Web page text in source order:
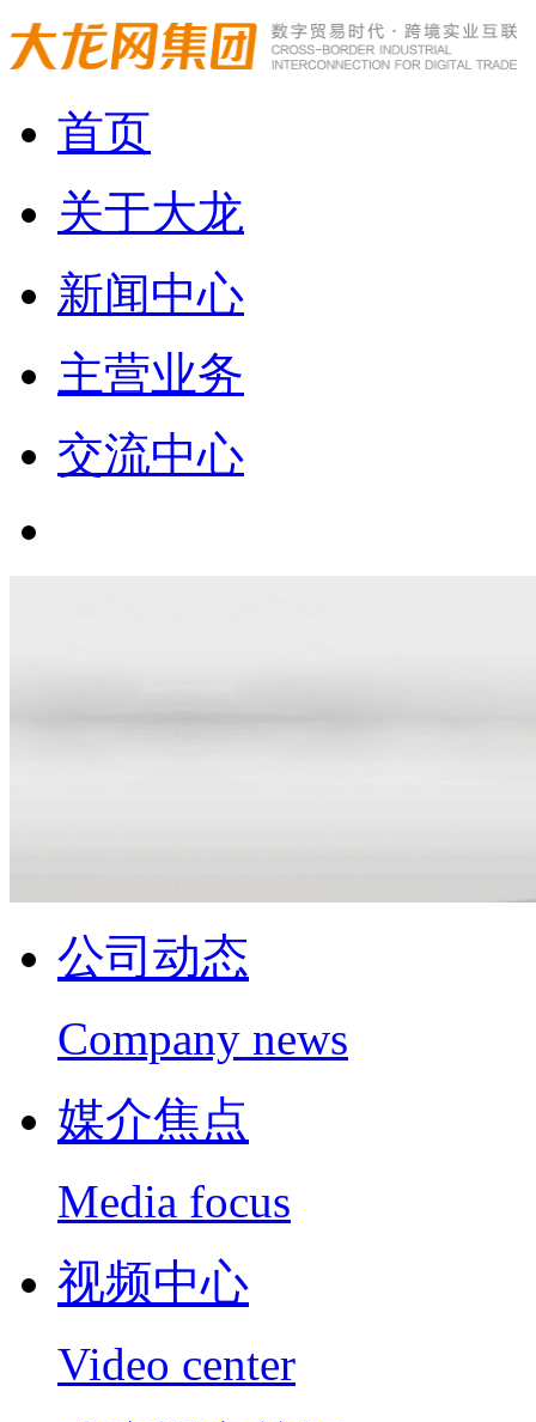
首页
关于大龙
新闻中心
主营业务
交流中心
公司动态
Company news
媒介焦点
Media focus
视频中心
Video center